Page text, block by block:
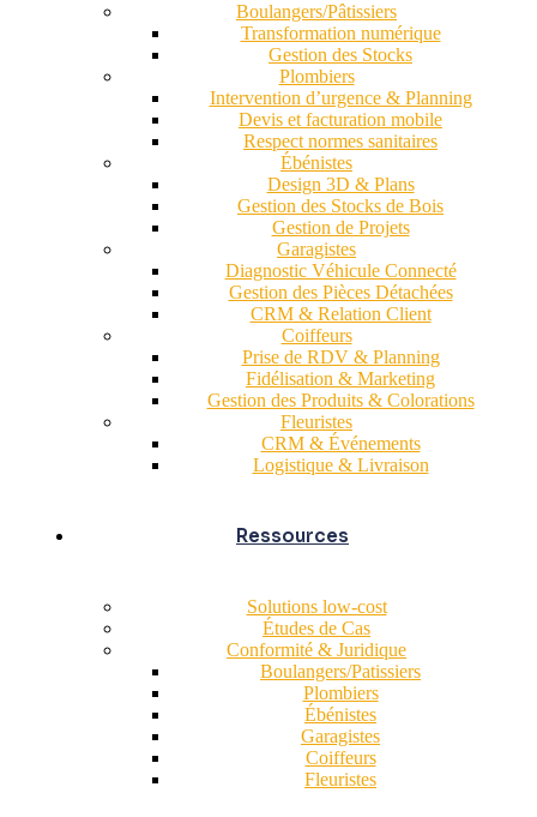
Boulangers/Pâtissiers
Transformation numérique
Gestion des Stocks
Plombiers
Intervention d’urgence & Planning
Devis et facturation mobile
Respect normes sanitaires
Ébénistes
Design 3D & Plans
Gestion des Stocks de Bois
Gestion de Projets
Garagistes
Diagnostic Véhicule Connecté
Gestion des Pièces Détachées
CRM & Relation Client
Coiffeurs
Prise de RDV & Planning
Fidélisation & Marketing
Gestion des Produits & Colorations
Fleuristes
CRM & Événements
Logistique & Livraison
Ressources
Solutions low-cost
Études de Cas
Conformité & Juridique
Boulangers/Patissiers
Plombiers
Ébénistes
Garagistes
Coiffeurs
Fleuristes